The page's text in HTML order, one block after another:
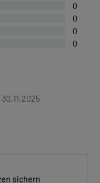
0
0
0
0
30.11.2025
sichern